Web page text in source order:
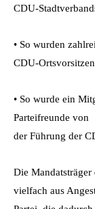
CDU-
• So wurden
CDU-
• So wurde ein
Parteifreunde von
der Führung der
Die
vielfach aus